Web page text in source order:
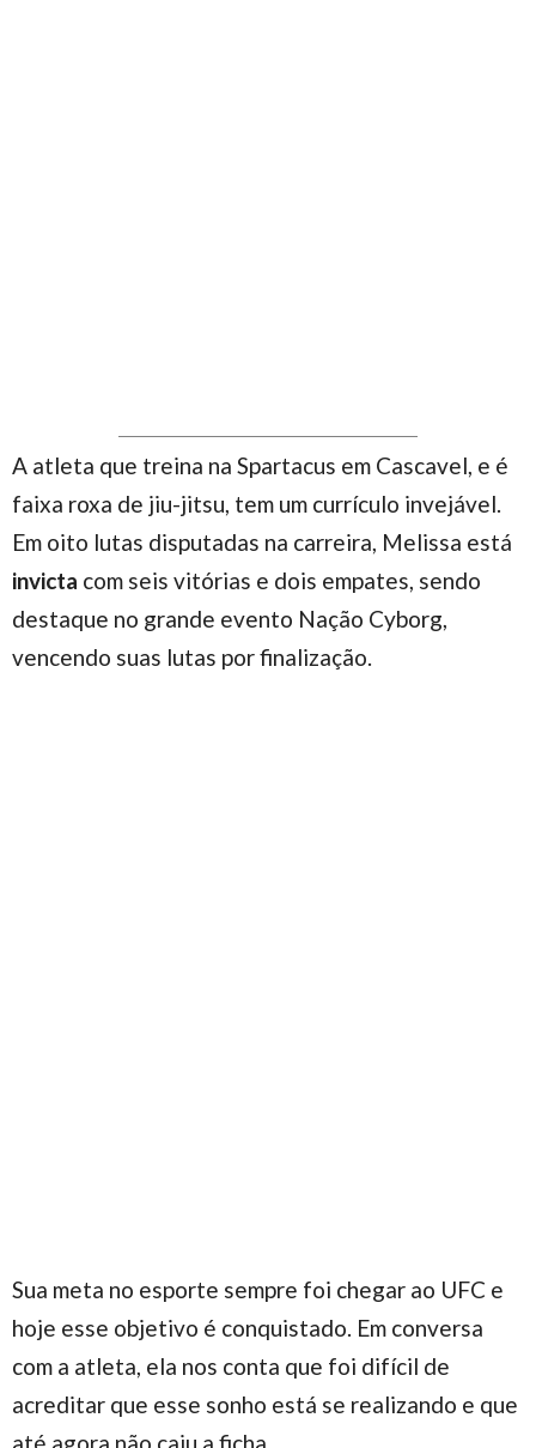
A atleta que treina na Spartacus em Cascavel, e é
faixa roxa de jiu-jitsu, tem um currículo invejável.
Em oito lutas disputadas na carreira, Melissa está
invicta com seis vitórias e dois empates, sendo
destaque no grande evento Nação Cyborg,
vencendo suas lutas por finalização.
Sua meta no esporte sempre foi chegar ao UFC e
hoje esse objetivo é conquistado. Em conversa
com a atleta, ela nos conta que foi difícil de
acreditar que esse sonho está se realizando e que